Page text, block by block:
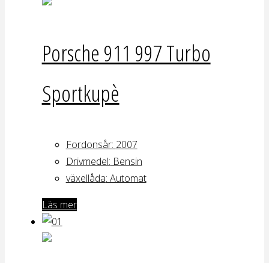
Porsche 911 997 Turbo
Sportkupè
Fordonsår: 2007
Drivmedel: Bensin
växellåda: Automat
Läs mer